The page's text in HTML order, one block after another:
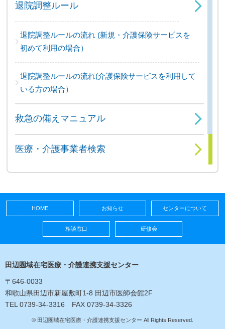
退院調整ルール
退院調整ルールの流れ (新規・介護保険サービスを
初めて利用の場合）
退院調整ルールの流れ(介護保険サービスを利用して
いる方の場合）
救急の備えマニュアル
医療・介護事業者検索
HOME お知らせ センターについて
相談窓口 研修会
田辺圏域在宅医療・介護連携支援センター
〒646-0033
和歌山県田辺市新屋敷町1-8 田辺市医師会館2F
TEL 0739-34-3316 FAX 0739-34-3326
© 田辺圏域在宅医療・介護連携支援センター All Rights Reserved